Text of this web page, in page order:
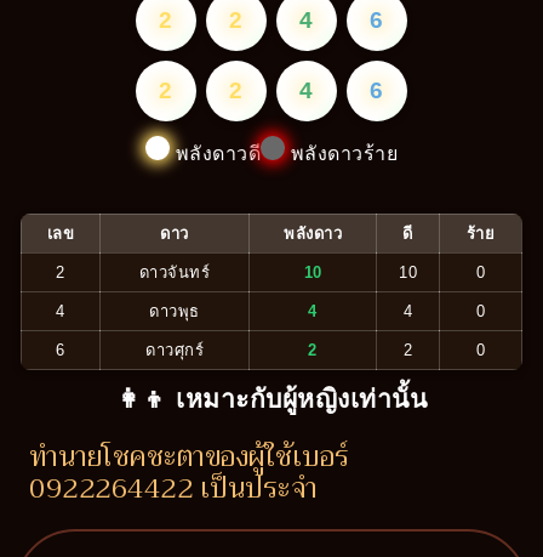
2 2 4 6
2 2 4 6
พลังดาวดี พลังดาวร้าย
เลข ดาว พลังดาว ดี ร้าย
2 ดาวจันทร์ 10 10 0
4 ดาวพุธ 4 4 0
6 ดาวศุกร์ 2 2 0
👩‍👦 เหมาะกับผู้หญิงเท่านั้น
ทำนายโชคชะตาของผู้ใช้เบอร์
0922264422 เป็นประจำ